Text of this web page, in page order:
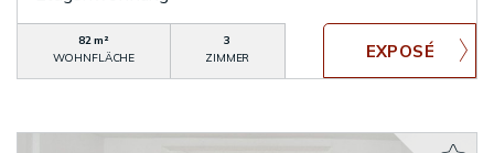
82 m²
WOHNFLÄCHE
3
ZIMMER